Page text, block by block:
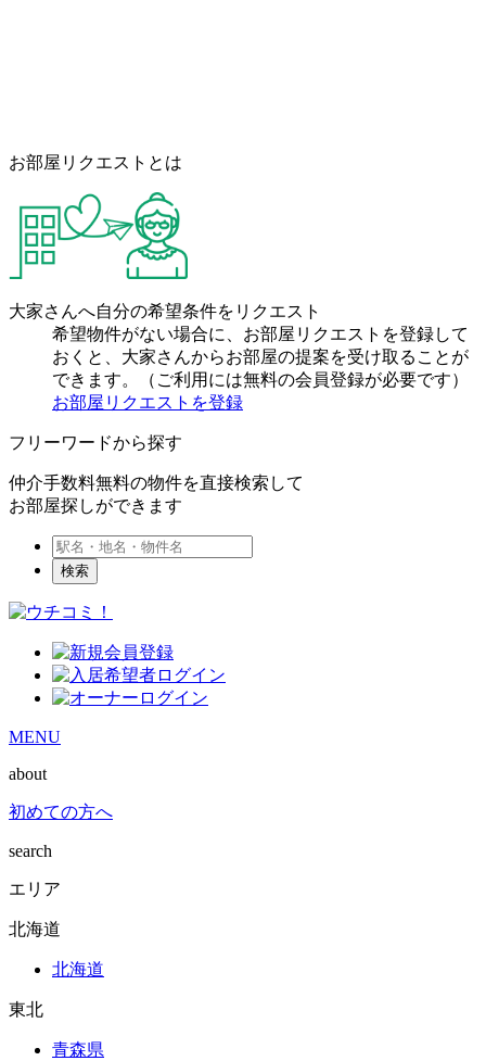
お部屋リクエストとは
大家さんへ自分の希望条件をリクエスト
希望物件がない場合に、お部屋リクエストを登録して
おくと、大家さんからお部屋の提案を受け取ることが
できます。（ご利用には無料の会員登録が必要です）
お部屋リクエストを登録
フリーワードから探す
仲介手数料無料の物件を直接検索して
お部屋探しができます
検索
MENU
about
初めての方へ
search
エリア
北海道
北海道
東北
青森県